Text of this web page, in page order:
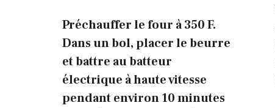
Préchauffer le four à 350 F.
Dans un bol, placer le beurre
et battre au batteur
électrique à haute vitesse
pendant environ 10 minutes